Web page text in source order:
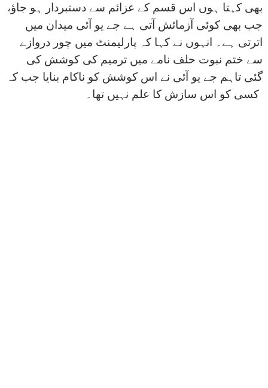
بھی کہتا ہوں اس قسم کے عزائم سے دستبردار ہو جاؤ،
جب بھی کوئی آزمائش آتی ہے جے یو آئی میدان میں
اترتی ہے۔ انہوں نے کہا کہ پارلیمنٹ میں چور دروازے
سے ختم نبوت حلف نامے میں ترمیم کی کوشش کی
گئی تاہم جے یو آئی نے اس کوشش کو ناکام بنایا جب کہ
کسی کو اس سازش کا علم نہیں تھا۔